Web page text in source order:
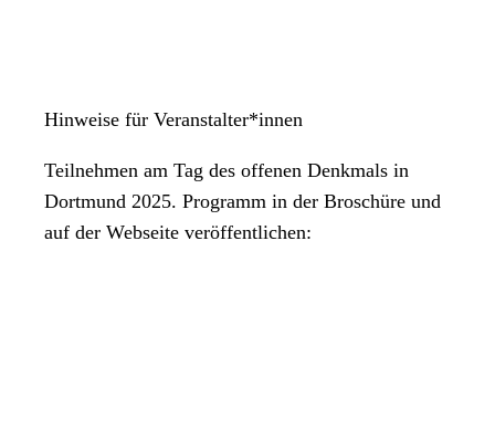
Hinweise für Veranstalter*innen
Teilnehmen am Tag des offenen Denkmals in
Dortmund 2025. Programm in der Broschüre und
auf der Webseite veröffentlichen: